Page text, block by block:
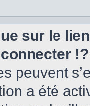
sur le
!?
peuvent
a été